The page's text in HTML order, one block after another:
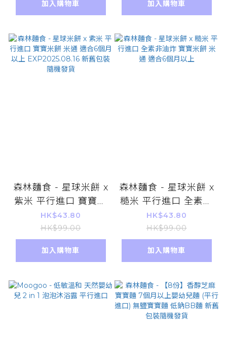
包裝隨機發貨
加入購物車 加入購物車
森林麵食 - 星球米餅 x
紫米 平行進口 寶寶米
餅 米通 適合6個月以
上 EXP2025.08.16 新
舊包裝隨機發貨
HK$43.80
HK$99.00
加入購物車
森林麵食 - 星球米餅 x
糙米 平行進口 全素非
油炸 寶寶米餅 米通 適
合6個月以上
HK$43.80
HK$99.00
加入購物車